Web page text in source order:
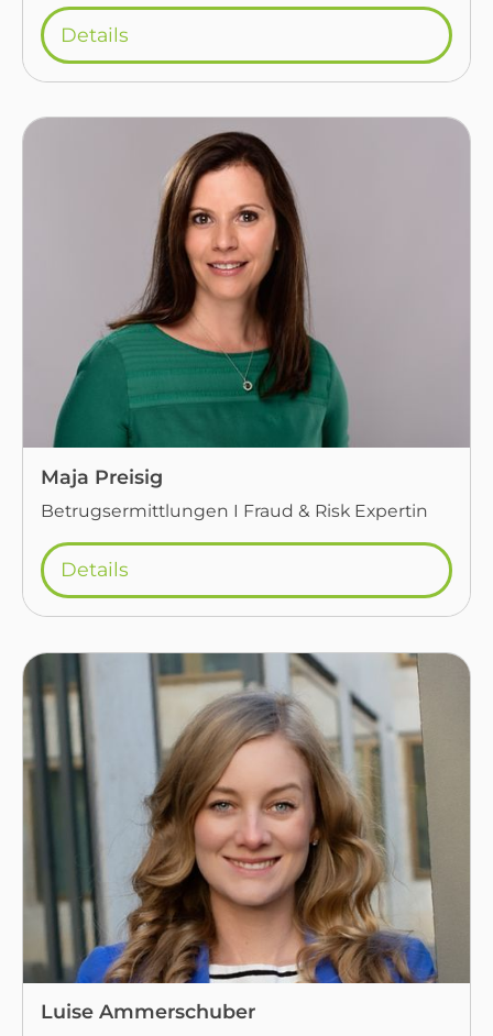
Details
Maja Preisig
Betrugsermittlungen I Fraud & Risk Expertin
Details
Luise Ammerschuber